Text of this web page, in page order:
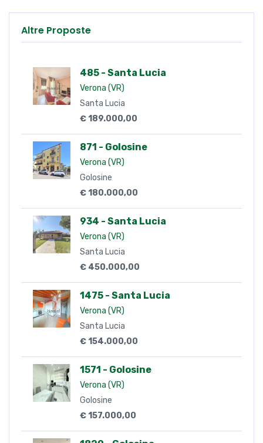
Altre Proposte
485 - Santa Lucia
Verona (VR)
Santa Lucia
€ 189.000,00
871 - Golosine
Verona (VR)
Golosine
€ 180.000,00
934 - Santa Lucia
Verona (VR)
Santa Lucia
€ 450.000,00
1475 - Santa Lucia
Verona (VR)
Santa Lucia
€ 154.000,00
1571 - Golosine
Verona (VR)
Golosine
€ 157.000,00